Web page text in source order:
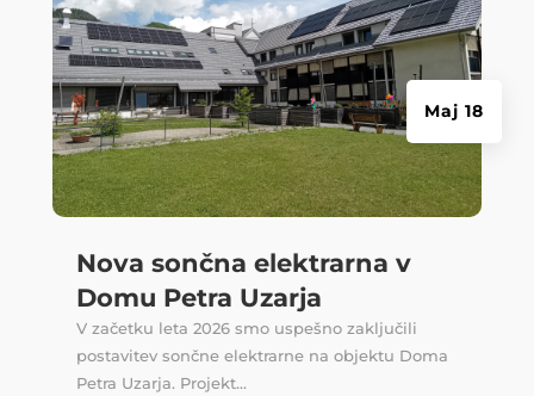
Nova sončna elektrarna v
Domu Petra Uzarja
Maj 18
V začetku leta 2026 smo uspešno zaključili
postavitev sončne elektrarne na objektu Doma
Petra Uzarja. Projekt...